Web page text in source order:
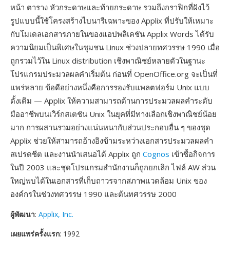
หน้า ตาราง หัวกระดาษและท้ายกระดาษ รวมถึงกราฟิกที่ฝังไว้
รูปแบบนี้ใช้โครงสร้างไบนารีเฉพาะของ Applix ที่ปรับให้เหมาะ
กับโมเดลเอกสารภายในของแอปพลิเคชัน Applix Words ได้รับ
ความนิยมเป็นพิเศษในชุมชน Linux ช่วงปลายทศวรรษ 1990 เมื่อ
ถูกรวมไว้ใน Linux distribution เชิงพาณิชย์หลายตัวในฐานะ
โปรแกรมประมวลผลคำเริ่มต้น ก่อนที่ OpenOffice.org จะเป็นที่
แพร่หลาย ข้อดีอย่างหนึ่งคือการรองรับแพลตฟอร์ม Unix แบบ
ดั้งเดิม — Applix ให้ความสามารถด้านการประมวลผลคำระดับ
มืออาชีพบนเวิร์กสเตชัน Unix ในยุคที่มีทางเลือกเชิงพาณิชย์น้อย
มาก การผสานรวมอย่างแน่นหนากับส่วนประกอบอื่น ๆ ของชุด
Applix ช่วยให้สามารถอ้างอิงข้ามระหว่างเอกสารประมวลผลคำ
สเปรดชีต และงานนำเสนอได้ Applix ถูก Cognos เข้าซื้อกิจการ
ในปี 2003 และชุดโปรแกรมสำนักงานก็ถูกยกเลิก ไฟล์ AW ส่วน
ใหญ่พบได้ในเอกสารที่เก็บถาวรจากสภาพแวดล้อม Unix ของ
องค์กรในช่วงทศวรรษ 1990 และต้นทศวรรษ 2000
ผู้พัฒนา: Applix, Inc.
เผยแพร่ครั้งแรก: 1992